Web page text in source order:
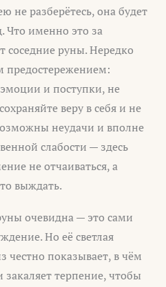
не разберётесь, она будет
Что именно это за
соседние руны. Нередко
и поступки, не
веру в себя и не
неудачи и вполне
слабости — здесь
не отчаиваться, а
выждать.
очевидна — это сами
Но её светлая
честно показывает, в чём
терпение, чтобы